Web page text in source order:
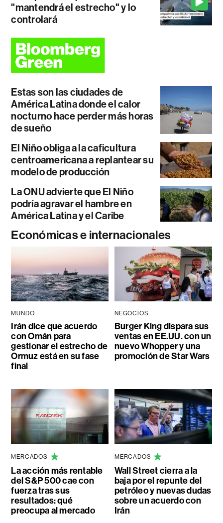
"mantendrá el estrecho" y lo
controlará
Estas son las ciudades de
América Latina donde el calor
nocturno hace perder más horas
de sueño
El Niño obliga a la caficultura
centroamericana a replantear su
modelo de producción
La ONU advierte que El Niño
podría agravar el hambre en
América Latina y el Caribe
Económicas e internacionales
MUNDO
Irán dice que acuerdo
con Omán para
gestionar el estrecho de
Ormuz está en su fase
final
NEGOCIOS
Burger King dispara sus
ventas en EE.UU. con un
nuevo Whopper y una
promoción de Star Wars
MERCADOS
La acción más rentable
del S&P 500 cae con
fuerza tras sus
resultados: qué
preocupa al mercado
MERCADOS
Wall Street cierra a la
baja por el repunte del
petróleo y nuevas dudas
sobre un acuerdo con
Irán